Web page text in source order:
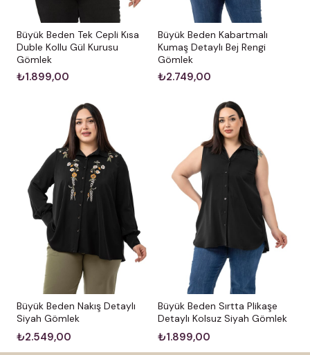
Büyük Beden Tek Cepli Kısa
Duble Kollu Gül Kurusu
Gömlek
₺1.899,00
Büyük Beden Kabartmalı
Kumaş Detaylı Bej Rengi
Gömlek
₺2.749,00
Büyük Beden Nakış Detaylı
Siyah Gömlek
₺2.549,00
Büyük Beden Sırtta Plikaşe
Detaylı Kolsuz Siyah Gömlek
₺1.899,00